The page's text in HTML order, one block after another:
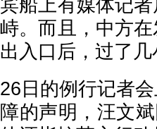
宾船上有媒体记
峙。而且，中方
出入口后，过了
26日的例行记者
障的声明，汪文